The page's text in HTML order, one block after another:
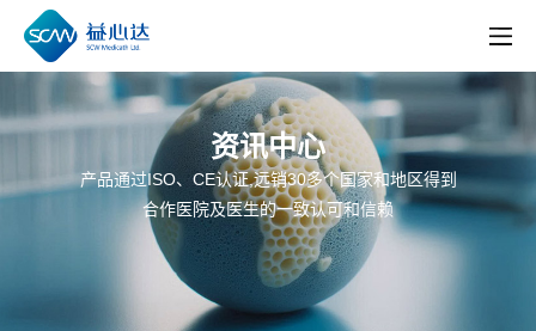
资讯中心
产品通过ISO、CE认证,远销30多个国家和地区得到
合作医院及医生的一致认可和信赖